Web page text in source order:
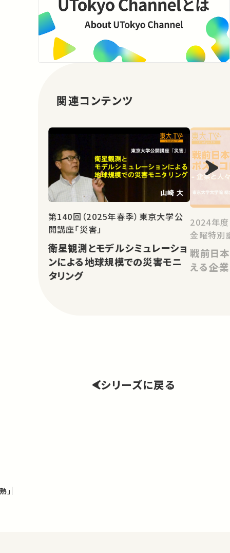
関連コンテンツ
第140回（2025年春季）東京大学公
開講座「災害」
衛星観測とモデルシミュレーショ
ンによる地球規模での災害モニ
タリング
2024年度
金曜特別
戦前日
える――企
シリーズに戻る
」